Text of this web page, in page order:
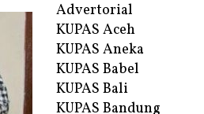
Advertorial
KUPAS Aceh
KUPAS Aneka
KUPAS Babel
KUPAS Bali
KUPAS Bandung